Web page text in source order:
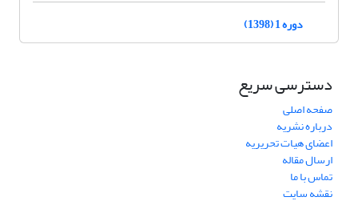
دوره 1 (1398)
دسترسی سریع
صفحه اصلی
درباره نشریه
اعضای هیات تحریریه
ارسال مقاله
تماس با ما
نقشه سایت